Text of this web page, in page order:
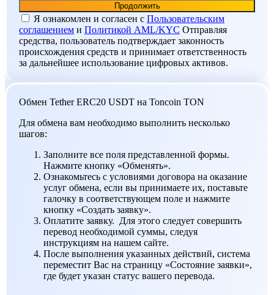
Я ознакомлен и согласен c Пользовательским
соглашением и Политикой AML/KYC Отправляя
средства, пользователь подтверждает законность
происхождения средств и принимает ответственность
за дальнейшее использование цифровых активов.
Обмен Tether ERC20 USDT на Toncoin TON
Для обмена вам необходимо выполнить несколько
шагов:
Заполните все поля представленной формы.
Нажмите кнопку «Обменять».
Ознакомьтесь с условиями договора на оказание
услуг обмена, если вы принимаете их, поставьте
галочку в соответствующем поле и нажмите
кнопку «Создать заявку».
Оплатите заявку. Для этого следует совершить
перевод необходимой суммы, следуя
инструкциям на нашем сайте.
После выполнения указанных действий, система
переместит Вас на страницу «Состояние заявки»,
где будет указан статус вашего перевода.